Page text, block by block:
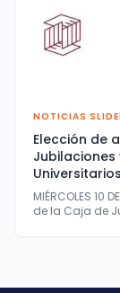
NOTICIAS
Elección de
Jubilaciones
Universitarios
MIÉRCOLES 10
de la Caja de